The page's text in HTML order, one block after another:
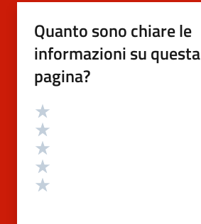
Quanto sono chiare le
informazioni su questa
pagina?
Valutazione